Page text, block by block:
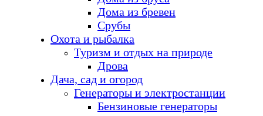
Дома из бревен
Срубы
Охота и рыбалка
Туризм и отдых на природе
Дрова
Дача, сад и огород
Генераторы и электростанции
Бензиновые генераторы